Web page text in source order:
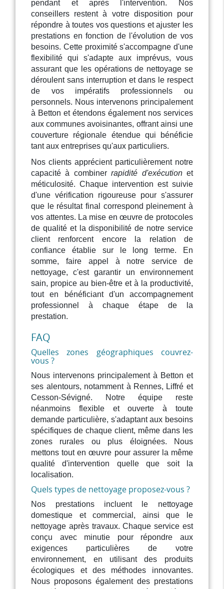
pendant et après l'intervention. Nos
conseillers restent à votre disposition pour
répondre à toutes vos questions et ajuster les
prestations en fonction de l'évolution de vos
besoins. Cette proximité s'accompagne d'une
flexibilité qui s'adapte aux imprévus, vous
assurant que les opérations de nettoyage se
déroulent sans interruption et dans le respect
de vos impératifs professionnels ou
personnels. Nous intervenons principalement
à Betton et étendons également nos services
aux communes avoisinantes, offrant ainsi une
couverture régionale étendue qui bénéficie
tant aux entreprises qu'aux particuliers.
Nos clients apprécient particulièrement notre
capacité à combinerrapidité d'exécutionet
méticulosité. Chaque intervention est suivie
d'une vérification rigoureuse pour s'assurer
que le résultat final correspond pleinement à
vos attentes. La mise en œuvre de protocoles
de qualité et la disponibilité de notre service
client renforcent encore la relation de
confiance établie sur le long terme. En
somme, faire appel à notre service de
nettoyage, c'est garantir un environnement
sain, propice au bien-être et à la productivité,
tout en bénéficiant d'un accompagnement
professionnel à chaque étape de la
prestation.
FAQ
Quelles zones géographiques couvrez-
vous ?
Nous intervenons principalement à Betton et
ses alentours, notamment à Rennes, Liffré et
Cesson-Sévigné. Notre équipe reste
néanmoins flexible et ouverte à toute
demande particulière, s'adaptant aux besoins
spécifiques de chaque client, même dans les
zones rurales ou plus éloignées. Nous
mettons tout en œuvre pour assurer la même
qualité d'intervention quelle que soit la
localisation.
Quels types de nettoyage proposez-vous ?
Nos prestations incluent le nettoyage
domestique et commercial, ainsi que le
nettoyage après travaux. Chaque service est
conçu avec minutie pour répondre aux
exigences particulières de votre
environnement, en utilisant des produits
écologiques et des méthodes innovantes.
Nous proposons également des prestations